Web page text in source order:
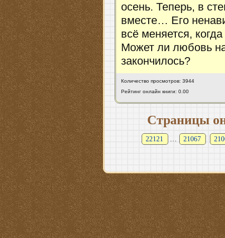
осень. Теперь, в
вместе… Его
всё меняется,
Может ли любовь
закончилось?
Количество просмотров: 3944
Рейтинг онлайн книги: 0.00
Страницы
22121 21067